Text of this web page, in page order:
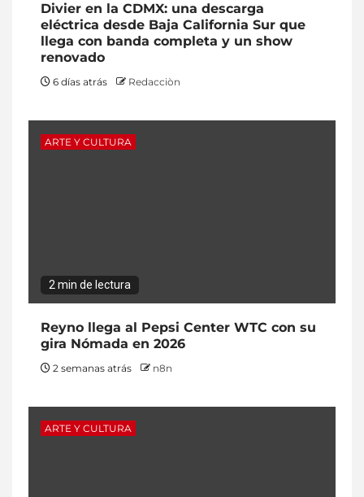
Divier en la CDMX: una descarga
eléctrica desde Baja California Sur que
llega con banda completa y un show
renovado
6 días atrás Redacciòn
ARTE Y CULTURA
2 min de lectura
Reyno llega al Pepsi Center WTC con su
gira Nómada en 2026
2 semanas atrás n8n
ARTE Y CULTURA